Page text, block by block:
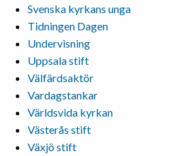
Svenska kyrkans unga
Tidningen Dagen
Undervisning
Uppsala stift
Välfärdsaktör
Vardagstankar
Världsvida kyrkan
Västerås stift
Växjö stift